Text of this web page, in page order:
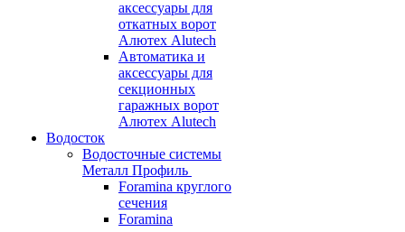
аксессуары для
откатных ворот
Алютех Alutech
Автоматика и
аксессуары для
секционных
гаражных ворот
Алютех Alutech
Водосток
Водосточные системы
Металл Профиль
Foramina круглого
сечения
Foramina